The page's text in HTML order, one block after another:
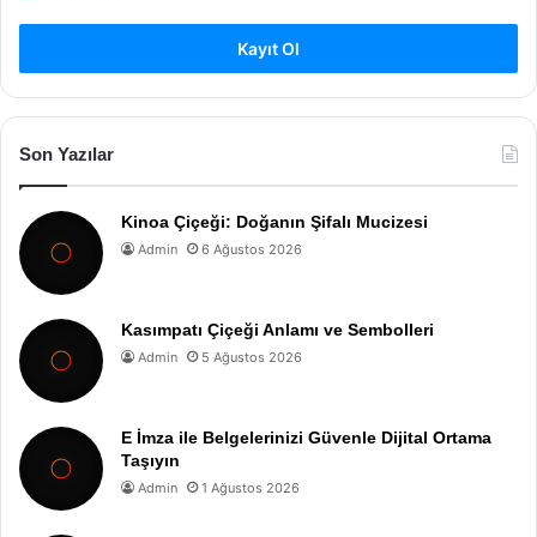
Kayıt Ol
Son Yazılar
Kinoa Çiçeği: Doğanın Şifalı Mucizesi
Admin 6 Ağustos 2026
Kasımpatı Çiçeği Anlamı ve Sembolleri
Admin 5 Ağustos 2026
E İmza ile Belgelerinizi Güvenle Dijital Ortama
Taşıyın
Admin 1 Ağustos 2026